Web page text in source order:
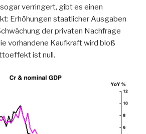
verringert, gibt es einen
Erhöhungen staatlicher Ausgaben
der privaten Nachfrage
vorhandene Kaufkraft wird bloß
ist null.